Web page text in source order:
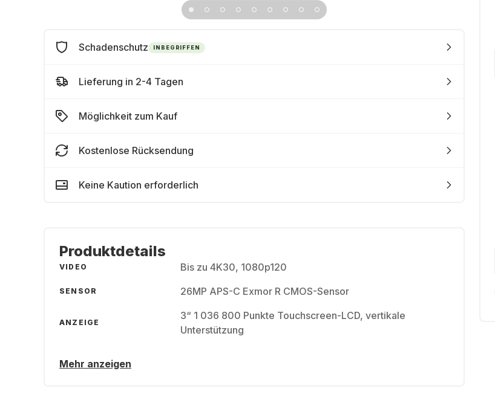
Schadenschutz INBEGRIFFEN
Lieferung in 2-4 Tagen
Möglichkeit zum Kauf
Kostenlose Rücksendung
Keine Kaution erforderlich
Produktdetails
VIDEO Bis zu 4K30, 1080p120
SENSOR 26MP APS-C Exmor R CMOS-Sensor
ANZEIGE
3“ 1 036 800 Punkte Touchscreen-LCD, vertikale
Unterstützung
Mehr anzeigen